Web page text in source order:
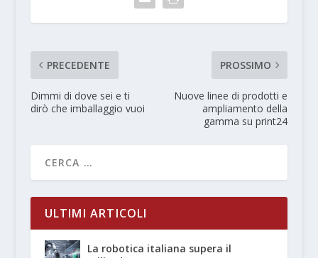
PRECEDENTE
Dimmi di dove sei e ti
dirò che imballaggio vuoi
PROSSIMO
Nuove linee di prodotti e
ampliamento della
gamma su print24
ULTIMI ARTICOLI
La robotica italiana supera il